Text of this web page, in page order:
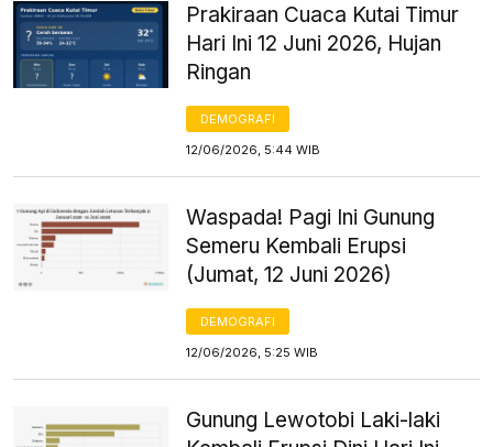
Prakiraan Cuaca Kutai Timur
Hari Ini 12 Juni 2026, Hujan
Ringan
DEMOGRAFI
12/06/2026, 5:44 WIB
Waspada! Pagi Ini Gunung
Semeru Kembali Erupsi
(Jumat, 12 Juni 2026)
DEMOGRAFI
12/06/2026, 5:25 WIB
Gunung Lewotobi Laki-laki